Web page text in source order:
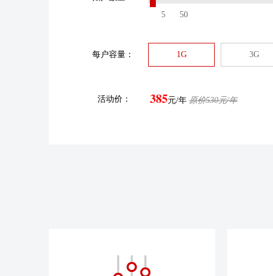
5
50
每户容量： 1G 3G
活动价： 385元/年 原价530元/年